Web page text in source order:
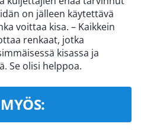
on jälleen käytettävä
voittaa kisa. – Kaikkein
renkaat, jotka
kisassa ja
Se olisi helppoa.